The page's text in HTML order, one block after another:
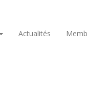
Actualités